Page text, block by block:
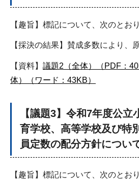
【趣旨】標記について、次のとお
【採決の結果】賛成多数により、
【資料】 議題2（全体）（PDF：
体）（ワード：43KB）
【議題3】令和7年度公立
育学校、高等学校及び特
員定数の配分方針につい
【趣旨】標記について、次のとお